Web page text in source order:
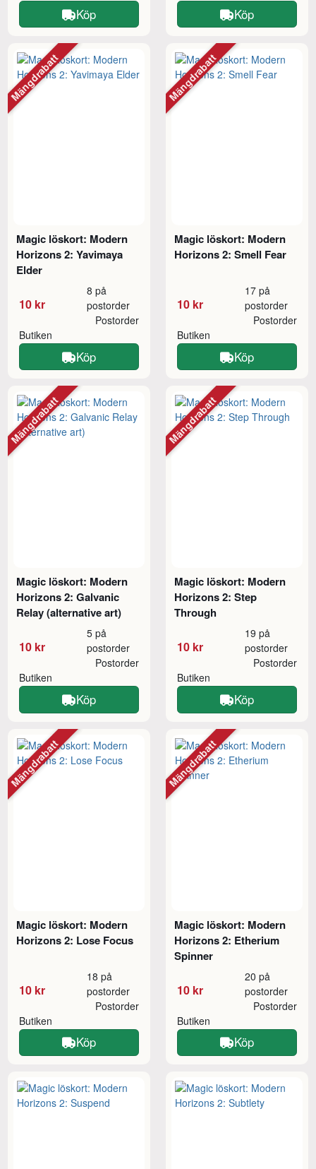
Köp Köp
Magic löskort: Modern
Horizons 2: Yavimaya
Elder
10 kr
8 på
postorder
Butiken
Postorder
Köp
Mängdrabatt
Magic löskort: Modern
Horizons 2: Smell Fear
10 kr
17 på
postorder
Butiken
Postorder
Köp
Mängdrabatt
Magic löskort: Modern
Horizons 2: Galvanic
Relay (alternative art)
10 kr
5 på
postorder
Butiken
Postorder
Köp
Mängdrabatt
Magic löskort: Modern
Horizons 2: Step
Through
10 kr
19 på
postorder
Butiken
Postorder
Köp
Mängdrabatt
Magic löskort: Modern
Horizons 2: Lose Focus
10 kr
18 på
postorder
Butiken
Postorder
Köp
Mängdrabatt
Magic löskort: Modern
Horizons 2: Etherium
Spinner
10 kr
20 på
postorder
Butiken
Postorder
Köp
Mängdrabatt